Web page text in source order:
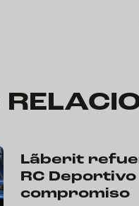
Lãberit
RC
compromiso